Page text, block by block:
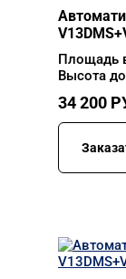
Площадь
Высота
34 200